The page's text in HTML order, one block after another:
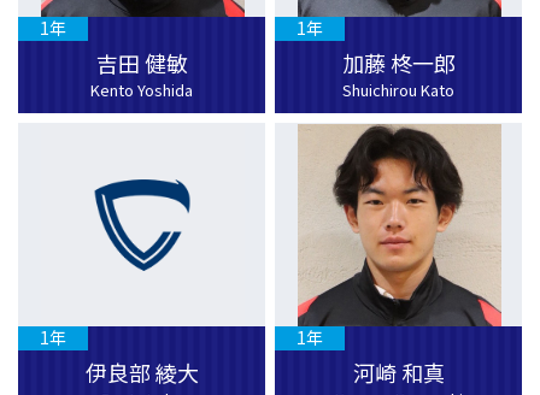
吉田 健敏
Kento Yoshida
1年
加藤 柊一郎
Shuichirou Kato
1年
伊良部 綾大
1年
河崎 和真
1年